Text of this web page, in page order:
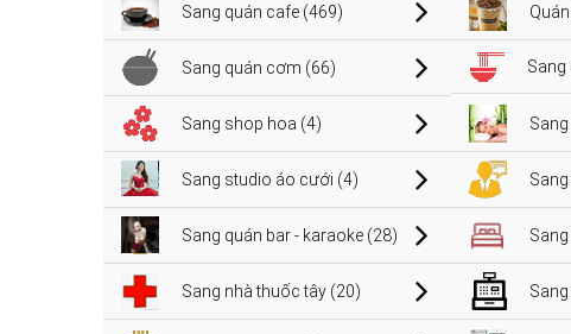
Sang quán cafe (469)
Sang quán cơm (66) Sang
Sang shop hoa (4)
Sang studio áo cưới (4)
Sang quán bar - karaoke (28)
Sang nhà thuốc tây (20)